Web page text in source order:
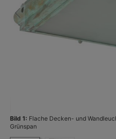
Bild 1: Flache Decken- und
Grünspan